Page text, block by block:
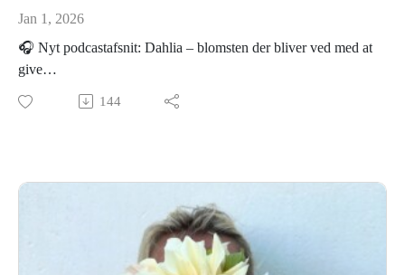
Jan 1, 2026
🎧 Nyt podcastafsnit: Dahlia – blomsten der bliver ved med at
give
Hvad er det egentlig, der gør dahlia til en af sommerens mest
elskede blomster?I dette afsnit af Livet på SpirekasseGården
populær igen, og hvordan du helt enkelt passer den, så den
kvitterer med blomster hele sommeren.
Og selvfølgelig taler vi om vores nye dahliakasser – med
særligt fokus på Dahliakasse Lyse dage:en let, sommerlig og
144